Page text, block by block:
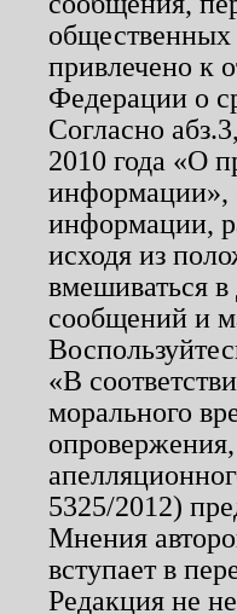
общественных
привлечено к
Федерации о
Согласно
2010 года «О
информации»,
информации,
исходя из
вмешиваться в
сообщений и
«В
морального
5325/2012)
Мнения
вступает в
Редакция не